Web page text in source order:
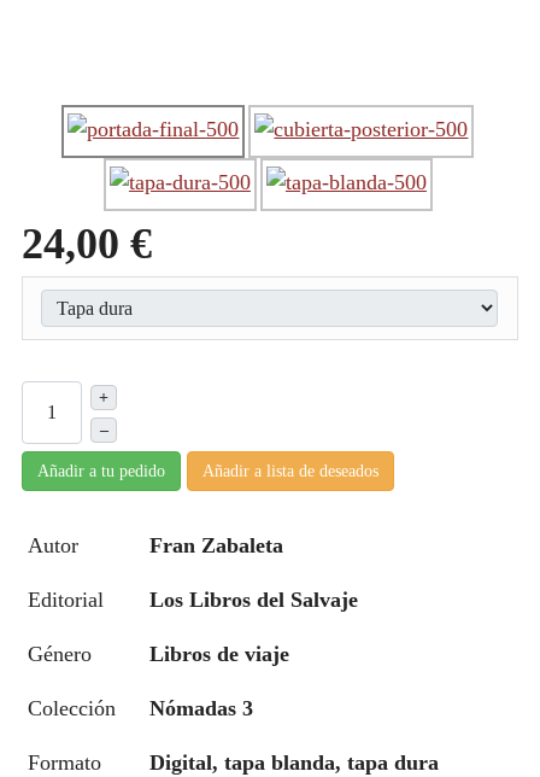
24,00 €
+
–
Añadir a tu pedido Añadir a lista de deseados
Autor Fran Zabaleta
Editorial Los Libros del Salvaje
Género Libros de viaje
Colección Nómadas 3
Formato Digital, tapa blanda, tapa dura